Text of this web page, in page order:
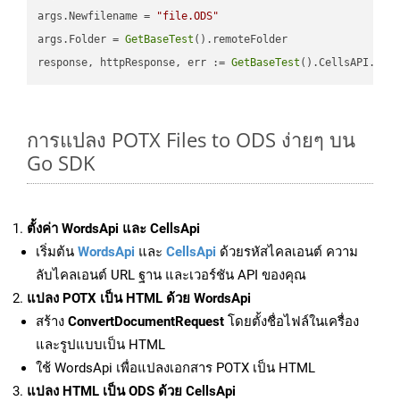
args.Newfilename =
"file.ODS"
args.Folder = GetBaseTest ().remoteFolder
response, httpResponse, err := GetBaseTest ().CellsAPI.
การแปลง POTX Files to ODS ง่ายๆ บน
Go SDK
ตั้งค่า WordsApi และ CellsApi
เริ่มต้น WordsApi และ CellsApi ด้วยรหัสไคลเอนต์ ความ
ลับไคลเอนต์ URL ฐาน และเวอร์ชัน API ของคุณ
แปลง POTX เป็น HTML ด้วย WordsApi
สร้าง ConvertDocumentRequest โดยตั้งชื่อไฟล์ในเครื่อง
และรูปแบบเป็น HTML
ใช้ WordsApi เพื่อแปลงเอกสาร POTX เป็น HTML
แปลง HTML เป็น ODS ด้วย CellsApi